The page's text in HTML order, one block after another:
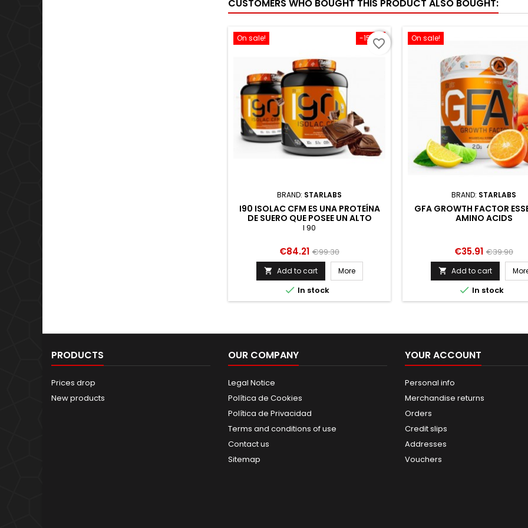
prevenir el catabolismo proteico...
máxima absorción). Los
son...
CUSTOMERS WHO BOUGHT THIS PRODUCT ALSO BOUGHT:
-15.2%
On sale!
BRAND: STARLABS
I90 ISOLAC CFM ES UNA PROTEÍNA
DE SUERO QUE POSEE UN ALTO
VALOR BIOLÓGICO. LA MISMA ES
AQUELLOS DEPORTIST
I 90
Price
€84.21 Regular
price
€99.30
 Add to cart More
 In stock
favorite_border On sale!
BRAND: STARLABS
GFA GROWTH FACTOR
AMINO ACIDS
Price
€35.91 Regular
price
€39.90
 Add to cart
 In stock
PRODUCTS
Prices drop
New products
OUR COMPANY
Legal Notice
Política de Cookies
Política de Privacidad
Terms and conditions of use
Contact us
Sitemap
YOUR ACCOUNT
Personal info
Merchandise returns
Orders
Credit slips
Addresses
Vouchers